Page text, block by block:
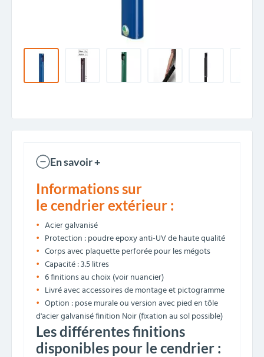
En savoir +
Informations sur
le cendrier extérieur :
Acier galvanisé
Protection : poudre epoxy anti-UV de haute qualité
Corps avec plaquette perforée pour les mégots
Capacité : 3.5 litres
6 finitions au choix (voir nuancier)
Livré avec accessoires de montage et pictogramme
Option : pose murale ou version avec pied en tôle
d'acier galvanisé finition Noir (fixation au sol possible)
Les différentes finitions
disponibles pour le cendrier :